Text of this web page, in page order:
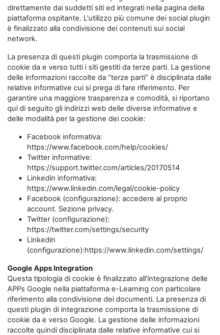
direttamente dai suddetti siti ed integrati nella pagina della
piattaforma ospitante. L'utilizzo più comune dei social plugin
è finalizzato alla condivisione dei contenuti sui social
network.
La presenza di questi plugin comporta la trasmissione di
cookie da e verso tutti i siti gestiti da terze parti. La gestione
delle informazioni raccolte da “terze parti” è disciplinata dalle
relative informative cui si prega di fare riferimento. Per
garantire una maggiore trasparenza e comodità, si riportano
qui di seguito gli indirizzi web delle diverse informative e
delle modalità per la gestione dei cookie:
Facebook informativa:
https://www.facebook.com/help/cookies/
Twitter informative:
https://support.twitter.com/articles/20170514
Linkedin informativa:
https://www.linkedin.com/legal/cookie-policy
Facebook (configurazione): accedere al proprio
account. Sezione privacy.
Twitter (configurazione):
https://twitter.com/settings/security
Linkedin
(configurazione):https://www.linkedin.com/settings/
Google Apps Integration
Questa tipologia di cookie è finalizzato all’integrazione delle
APPs Google nella piattaforma e-Learning con particolare
riferimento alla condivisione dei documenti. La presenza di
questi plugin di integrazione comporta la trasmissione di
cookie da e verso Google. La gestione delle informazioni
raccolte quindi disciplinata dalle relative informative cui si